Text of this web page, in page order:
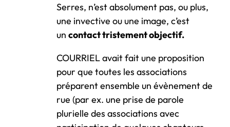
Serres, n’est absolument pas, ou plus,
une invective ou une image, c’est
un contact tristement objectif.
COURRIEL avait fait une proposition
pour que toutes les associations
préparent ensemble un évènement de
rue (par ex. une prise de parole
plurielle des associations avec